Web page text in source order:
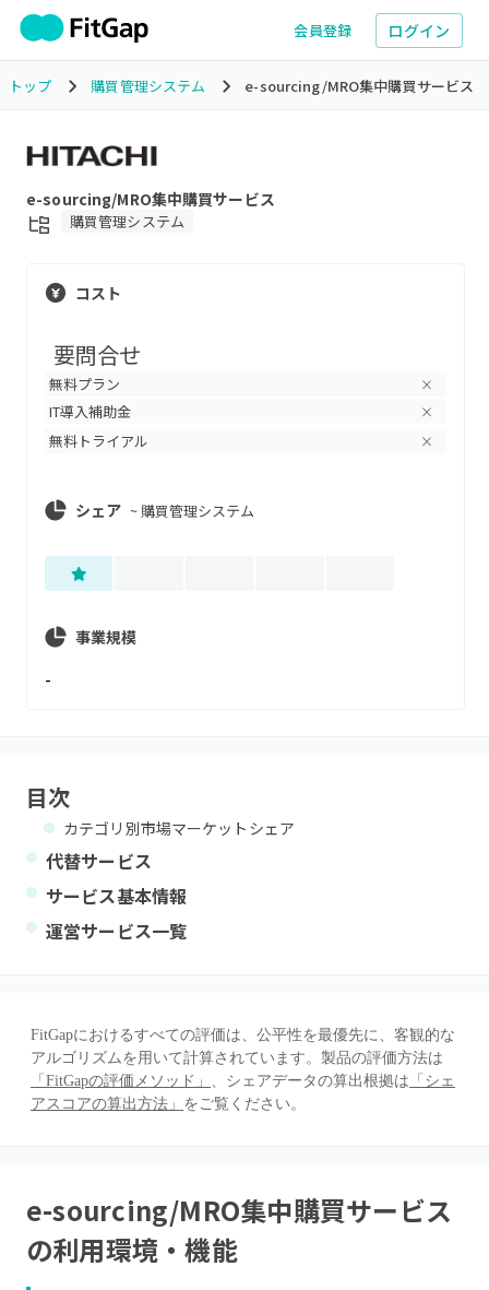
会員登録 ログイン
トップ 購買管理システム e-sourcing/MRO集中購買サービス
e-sourcing/MRO集中購買サービス
購買管理システム
コスト
要問合せ
無料プラン ×
IT導入補助金 ×
無料トライアル ×
シェア ~ 購買管理システム
事業規模
-
目次
カテゴリ別市場マーケットシェア
代替サービス
サービス基本情報
運営サービス一覧
FitGapにおけるすべての評価は、公平性を最優先に、客観的な
アルゴリズムを用いて計算されています。製品の評価方法は
「FitGapの評価メソッド」 、シェアデータの算出根拠は 「シェ
アスコアの算出方法」 をご覧ください。
e-sourcing/MRO集中購買サービス
の利用環境・機能